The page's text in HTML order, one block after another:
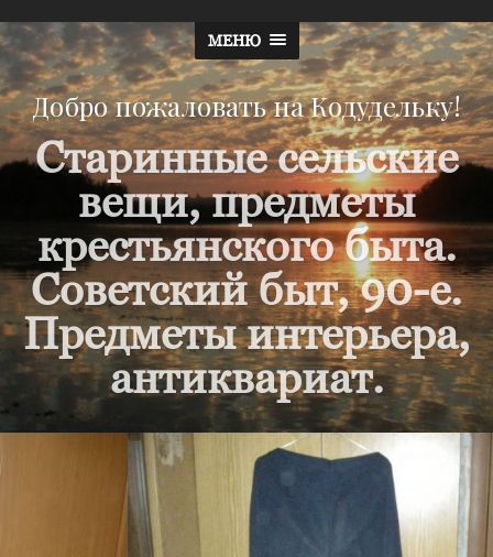
МЕНЮ
Добро пожаловать на Кодудельку!
Старинные сельские
вещи, предметы
крестьянского быта.
Советский быт, 90-е.
Предметы интерьера,
антиквариат.